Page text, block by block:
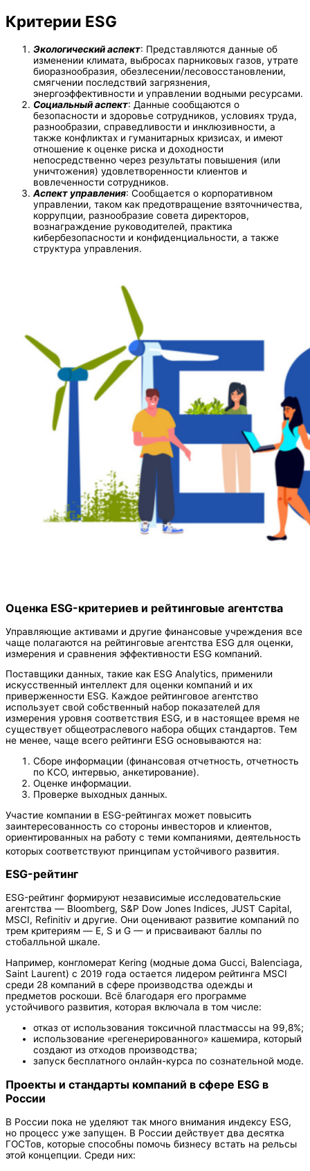
Критерии ESG
Экологический аспект: Представляются данные об
изменении климата, выбросах парниковых газов, утрате
биоразнообразия, обезлесении/лесовосстановлении,
смягчении последствий загрязнения,
энергоэффективности и управлении водными ресурсами.
Социальный аспект: Данные сообщаются о
безопасности и здоровье сотрудников, условиях труда,
разнообразии, справедливости и инклюзивности, а
также конфликтах и гуманитарных кризисах, и имеют
отношение к оценке риска и доходности
непосредственно через результаты повышения (или
уничтожения) удовлетворенности клиентов и
вовлеченности сотрудников.
Аспект управления: Сообщается о корпоративном
управлении, таком как предотвращение взяточничества,
коррупции, разнообразие совета директоров,
вознаграждение руководителей, практика
кибербезопасности и конфиденциальности, а также
структура управления.
Оценка ESG-критериев и рейтинговые агентства
Управляющие активами и другие финансовые учреждения все
чаще полагаются на рейтинговые агентства ESG для оценки,
измерения и сравнения эффективности ESG компаний.
Поставщики данных, такие как ESG Analytics, применили
искусственный интеллект для оценки компаний и их
приверженности ESG. Каждое рейтинговое агентство
использует свой собственный набор показателей для
измерения уровня соответствия ESG, и в настоящее время не
существует общеотраслевого набора общих стандартов. Тем
не менее, чаще всего рейтинги ESG основываются на:
Cборе информации (финансовая отчетность, отчетность
по КСО, интервью, анкетирование).
Oценке информации.
Проверке выходных данных.
Участие компании в ESG-рейтингах может повысить
заинтересованность со стороны инвесторов и клиентов,
ориентированных на работу с теми компаниями, деятельность
которых соответствуют принципам устойчивого развития.
ESG-рейтинг
ESG-рейтинг формируют независимые исследовательские
агентства — Bloomberg, S&P Dow Jones Indices, JUST Capital,
MSCI, Refinitiv и другие. Они оценивают развитие компаний по
трем критериям — E, S и G — и присваивают баллы по
стобалльной шкале.
Например, конгломерат Kering (модные дома Gucci, Balenciaga,
Saint Laurent) с 2019 года остается лидером рейтинга MSCI
среди 28 компаний в сфере производства одежды и
предметов роскоши. Всё благодаря его программе
устойчивого развития, которая включала в том числе:
отказ от использования токсичной пластмассы на 99,8%;
использование «регенерированного» кашемира, который
создают из отходов производства;
запуск бесплатного онлайн-курса по сознательной моде.
Проекты и стандарты компаний в сфере ESG в
России
В России пока не уделяют так много внимания индексу ESG,
но процесс уже запущен. В России действует два десятка
ГОСТов, которые способны помочь бизнесу встать на рельсы
этой концепции. Среди них: